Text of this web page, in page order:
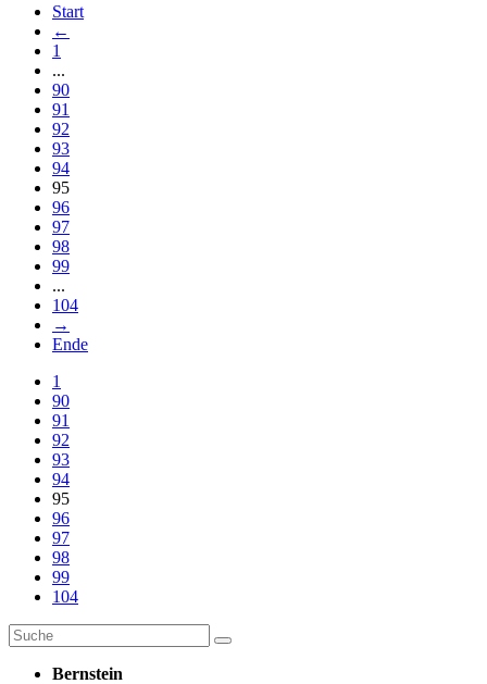
Start
←
1
...
90
91
92
93
94
95
96
97
98
99
...
104
→
Ende
1
90
91
92
93
94
95
96
97
98
99
104
Bernstein